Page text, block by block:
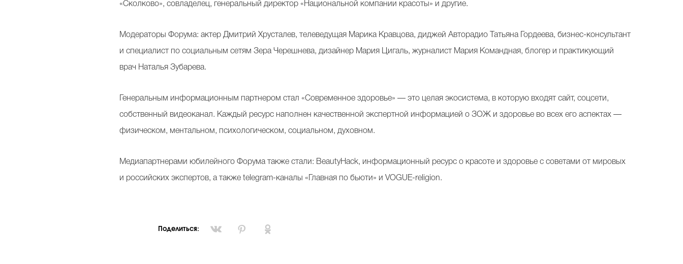
«Сколково», совладелец, генеральный директор «Национальной компании красоты» и другие.
Модераторы Форума: актер Дмитрий Хрусталев, телеведущая Марика Кравцова, диджей Авторадио Татьяна Гордеева, бизнес-консультант
и специалист по социальным сетям Зера Черешнева, дизайнер Мария Цигаль, журналист Мария Командная, блогер и практикующий
врач Наталья Зубарева.
Генеральным информационным партнером стал «Современное здоровье» — это целая экосистема, в которую входят сайт, соцсети,
собственный видеоканал. Каждый ресурс наполнен качественной экспертной информацией о ЗОЖ и здоровье во всех его аспектах —
физическом, ментальном, психологическом, социальном, духовном.
Медиапартнерами юбилейного Форума также стали: BeautyHack, информационный ресурс о красоте и здоровье с советами от мировых
и российских экспертов, а также telegram-каналы «Главная по бьюти» и VOGUE-religion.
Поделиться: